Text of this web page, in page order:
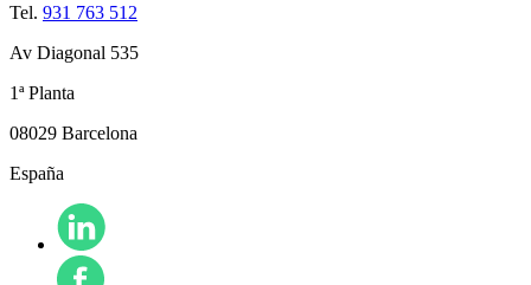
Tel. 931 763 512
Av Diagonal 535
1ª Planta
08029 Barcelona
España